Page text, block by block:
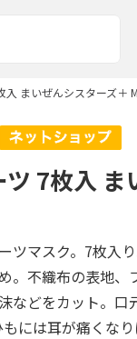
まいぜんシスターズ＋
7枚入 ま
ツマスク。7枚入
。不織布の表地、
などをカット。口
には耳が痛くな